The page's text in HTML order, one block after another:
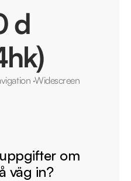
d
·Widescreen
om
väg in?